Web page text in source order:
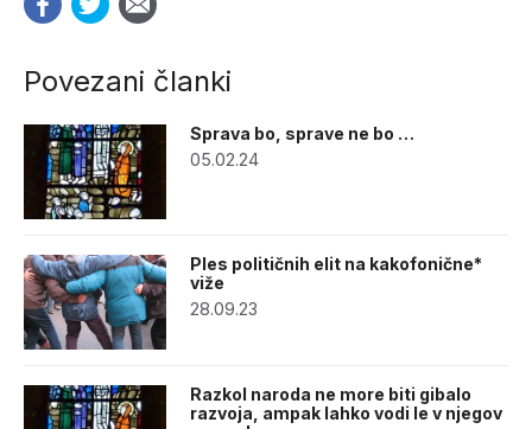
Povezani članki
Sprava bo, sprave ne bo …
05.02.24
Ples političnih elit na kakofonične*
viže
28.09.23
Razkol naroda ne more biti gibalo
razvoja, ampak lahko vodi le v njegov